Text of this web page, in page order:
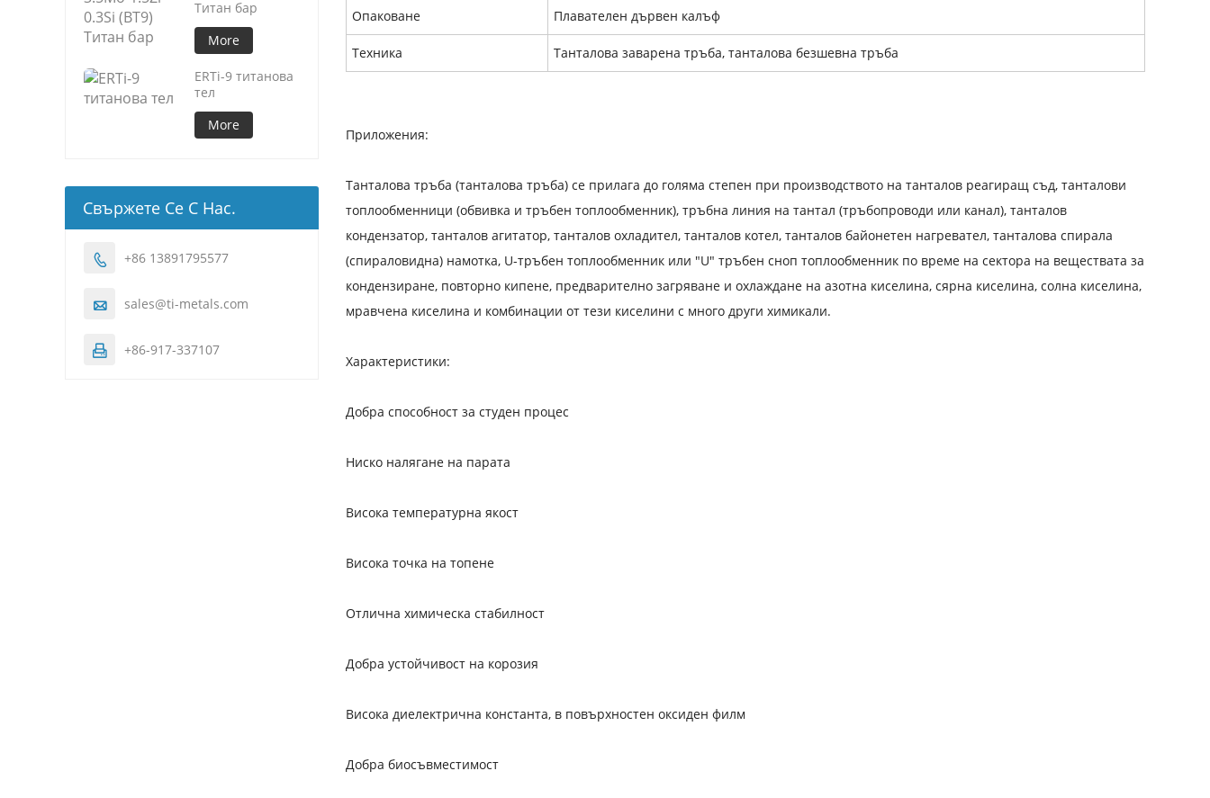
Опаковане Плавателен дървен калъф
Техника Танталова заварена тръба, танталова безшевна тръба
Приложения:
Танталова тръба (танталова тръба) се прилага до голяма степен при производството на танталов реагиращ съд, танталови
топлообменници (обвивка и тръбен топлообменник), тръбна линия на тантал (тръбопроводи или канал), танталов
кондензатор, танталов агитатор, танталов охладител, танталов котел, танталов байонетен нагревател, танталова спирала
(спираловидна) намотка, U-тръбен топлообменник или "U" тръбен сноп топлообменник по време на сектора на веществата за
кондензиране, повторно кипене, предварително загряване и охлаждане на азотна киселина, сярна киселина, солна киселина,
мравчена киселина и комбинации от тези киселини с много други химикали.
Характеристики:
Добра способност за студен процес
Ниско налягане на парата
Висока температурна якост
Висока точка на топене
Отлична химическа стабилност
Добра устойчивост на корозия
Висока диелектрична константа, в повърхностен оксиден филм
Добра биосъвместимост
Титан бар
More
ERTi-9 титанова
тел
More
Свържете Се С Нас.
 +86 13891795577
 sales@ti-metals.com
 +86-917-337107